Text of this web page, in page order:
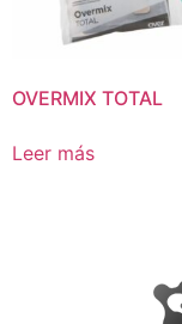
OVERMIX TOTAL
Leer más